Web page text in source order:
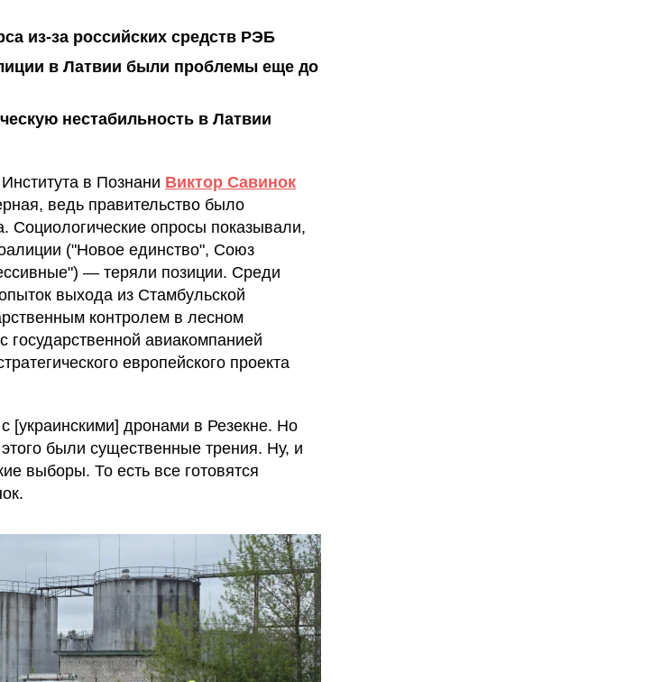
из-за российских средств РЭБ
в Латвии были проблемы еще до
нестабильность в Латвии
в Познани Виктор Савинок
ведь правительство было
Социологические опросы показывали,
("Новое единство", Союз
— теряли позиции. Среди
выхода из Стамбульской
контролем в лесном
государственной авиакомпанией
европейского проекта
[украинскими] дронами в Резекне. Но
были существенные трения. Ну, и
выборы. То есть все готовятся